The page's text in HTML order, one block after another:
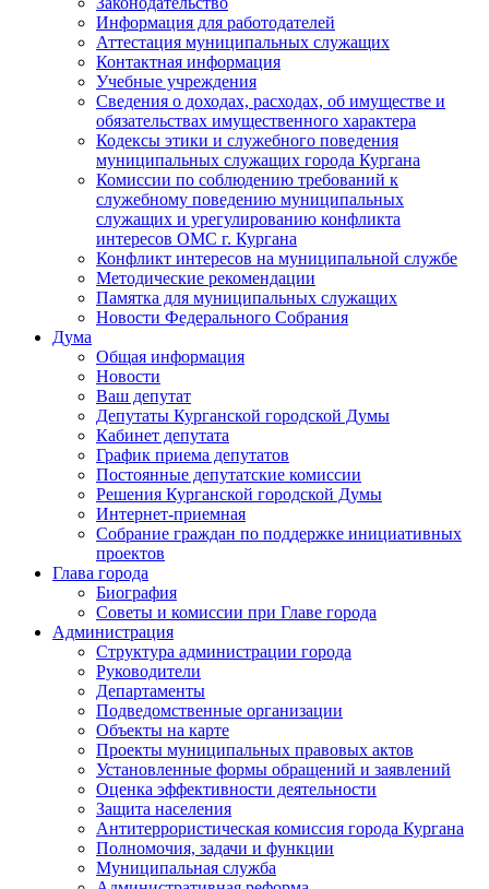
Информация для работодателей
Аттестация муниципальных служащих
Контактная информация
Учебные учреждения
Сведения о доходах, расходах, об имуществе и
обязательствах имущественного характера
Кодексы этики и служебного поведения
муниципальных служащих города Кургана
Комиссии по соблюдению требований к
служебному поведению муниципальных
служащих и урегулированию конфликта
интересов ОМС г. Кургана
Конфликт интересов на муниципальной службе
Методические рекомендации
Памятка для муниципальных служащих
Новости Федерального Cобрания
Дума
Общая информация
Новости
Ваш депутат
Депутаты Курганской городской Думы
Кабинет депутата
График приема депутатов
Постоянные депутатские комиссии
Решения Курганской городской Думы
Интернет-приемная
Собрание граждан по поддержке инициативных
проектов
Глава города
Биография
Советы и комиссии при Главе города
Администрация
Структура администрации города
Руководители
Департаменты
Подведомственные организации
Объекты на карте
Проекты муниципальных правовых актов
Установленные формы обращений и заявлений
Оценка эффективности деятельности
Защита населения
Антитеррористическая комиссия города Кургана
Полномочия, задачи и функции
Муниципальная служба